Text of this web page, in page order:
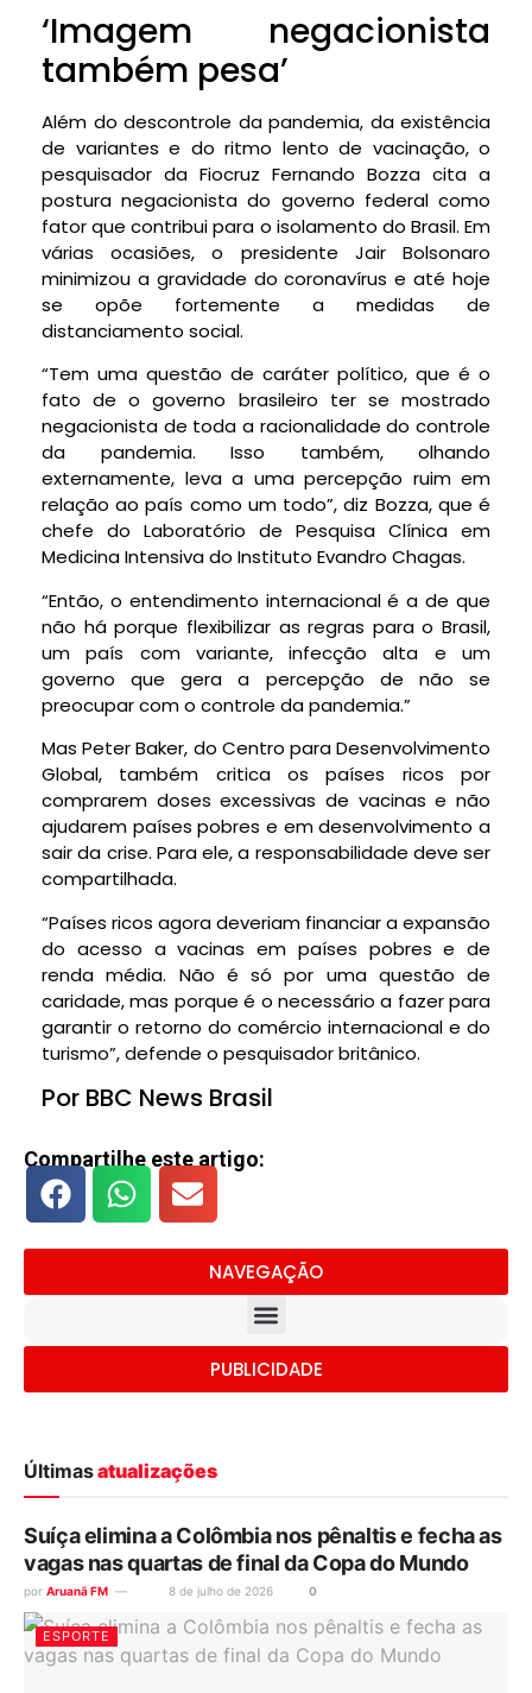
‘Imagem negacionista
também pesa’
Além do descontrole da pandemia, da existência
de variantes e do ritmo lento de vacinação, o
pesquisador da Fiocruz Fernando Bozza cita a
postura negacionista do governo federal como
fator que contribui para o isolamento do Brasil. Em
várias ocasiões, o presidente Jair Bolsonaro
minimizou a gravidade do coronavírus e até hoje
se opõe fortemente a medidas de
distanciamento social.
“Tem uma questão de caráter político, que é o
fato de o governo brasileiro ter se mostrado
negacionista de toda a racionalidade do controle
da pandemia. Isso também, olhando
externamente, leva a uma percepção ruim em
relação ao país como um todo”, diz Bozza, que é
chefe do Laboratório de Pesquisa Clínica em
Medicina Intensiva do Instituto Evandro Chagas.
“Então, o entendimento internacional é a de que
não há porque flexibilizar as regras para o Brasil,
um país com variante, infecção alta e um
governo que gera a percepção de não se
preocupar com o controle da pandemia.”
Mas Peter Baker, do Centro para Desenvolvimento
Global, também critica os países ricos por
comprarem doses excessivas de vacinas e não
ajudarem países pobres e em desenvolvimento a
sair da crise. Para ele, a responsabilidade deve ser
compartilhada.
“Países ricos agora deveriam financiar a expansão
do acesso a vacinas em países pobres e de
renda média. Não é só por uma questão de
caridade, mas porque é o necessário a fazer para
garantir o retorno do comércio internacional e do
turismo”, defende o pesquisador britânico.
Por BBC News Brasil
Compartilhe este artigo:
NAVEGAÇÃO
PUBLICIDADE
Últimasatualizações
Suíça elimina a Colômbia nos pênaltis e fecha as
vagas nas quartas de final da Copa do Mundo
por Aruanã FM 8 de julho de 2026 0
ESPORTE